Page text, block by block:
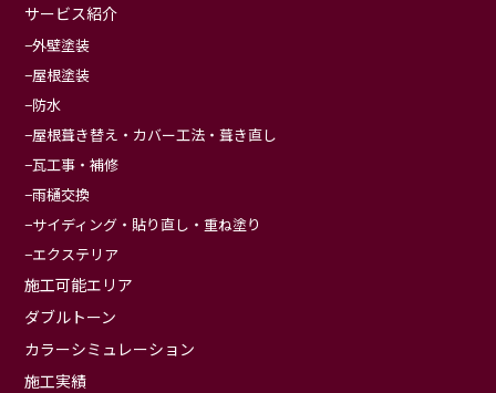
サービス紹介
外壁塗装
屋根塗装
防水
屋根葺き替え・カバー工法・葺き直し
瓦工事・補修
雨樋交換
サイディング・貼り直し・重ね塗り
エクステリア
施工可能エリア
ダブルトーン
カラーシミュレーション
施工実績